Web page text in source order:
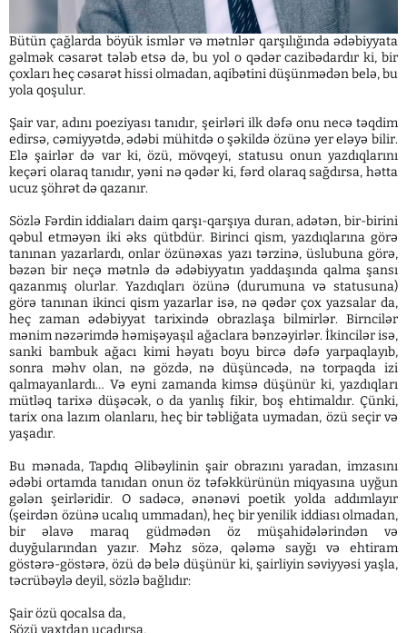
Bütün çağlarda böyük ismlər və mətnlər qarşılığında ədəbiyyata
gəlmək cəsarət tələb etsə də, bu yol o qədər cazibədardır ki, bir
çoxları heç cəsarət hissi olmadan, aqibətini düşünmədən belə, bu
yola qoşulur.
Şair var, adını poeziyası tanıdır, şeirləri ilk dəfə onu necə təqdim
edirsə, cəmiyyətdə, ədəbi mühitdə o şəkildə özünə yer eləyə bilir.
Elə şairlər də var ki, özü, mövqeyi, statusu onun yazdıqlarını
keçəri olaraq tanıdır, yəni nə qədər ki, fərd olaraq sağdırsa, hətta
ucuz şöhrət də qazanır.
Sözlə Fərdin iddiaları daim qarşı-qarşıya duran, adətən, bir-birini
qəbul etməyən iki əks qütbdür. Birinci qism, yazdıqlarına görə
tanınan yazarlardı, onlar özünəxas yazı tərzinə, üslubuna görə,
bəzən bir neçə mətnlə də ədəbiyyatın yaddaşında qalma şansı
qazanmış olurlar. Yazdıqları özünə (durumuna və statusuna)
görə tanınan ikinci qism yazarlar isə, nə qədər çox yazsalar da,
heç zaman ədəbiyyat tarixində obrazlaşa bilmirlər. Birncilər
mənim nəzərimdə həmişəyaşıl ağaclara bənzəyirlər. İkincilər isə,
sanki bambuk ağacı kimi həyatı boyu bircə dəfə yarpaqlayıb,
sonra məhv olan, nə gözdə, nə düşüncədə, nə torpaqda izi
qalmayanlardı… Və eyni zamanda kimsə düşünür ki, yazdıqları
mütləq tarixə düşəcək, o da yanlış fikir, boş ehtimaldır. Çünki,
tarix ona lazım olanlarıı, heç bir təbliğata uymadan, özü seçir və
yaşadır.
Bu mənada, Tapdıq Əlibəylinin şair obrazını yaradan, imzasını
ədəbi ortamda tanıdan onun öz təfəkkürünün miqyasına uyğun
gələn şeirləridir. O sadəcə, ənənəvi poetik yolda addımlayır
(şeirdən özünə ucalıq ummadan), heç bir yenilik iddiası olmadan,
bir əlavə maraq güdmədən öz müşahidələrindən və
duyğularından yazır. Məhz sözə, qələmə sayğı və ehtiram
göstərə-göstərə, özü də belə düşünür ki, şairliyin səviyyəsi yaşla,
təcrübəylə deyil, sözlə bağlıdır:
Şair özü qocalsa da,
Sözü vaxtdan ucadırsa,